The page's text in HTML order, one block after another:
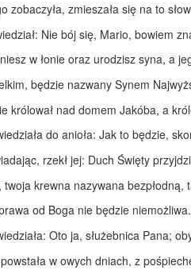
zobaczyła, zmieszała się na to
Nie bój się, Mario, bowiem
w łonie oraz urodzisz syna, a
będzie nazwany Synem
królował nad domem Jakóba, a
do anioła: Jak to będzie,
rzekł jej: Duch Święty
twoja krewna nazywana
od Boga nie będzie niemożliwa.
Oto ja, służebnica Pana;
w owych dniach, z